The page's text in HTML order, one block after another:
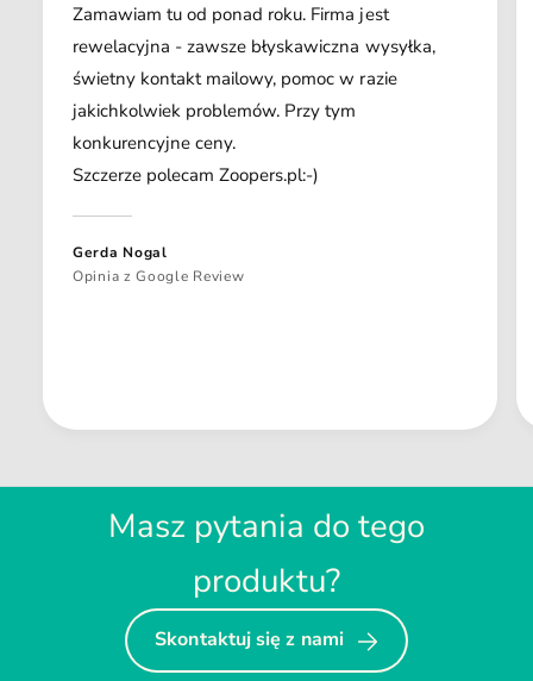
Zamawiam tu od ponad roku. Firma jest
rewelacyjna - zawsze błyskawiczna wysyłka,
świetny kontakt mailowy, pomoc w razie
jakichkolwiek problemów. Przy tym
konkurencyjne ceny.
Szczerze polecam Zoopers.pl:-)
Gerda Nogal
Opinia z Google Review
Masz pytania do tego
produktu?
Skontaktuj się z nami